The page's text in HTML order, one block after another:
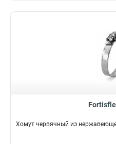
Хомут червячный из